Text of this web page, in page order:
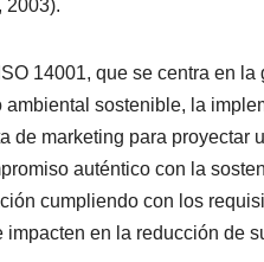
2003).
14001, que se centra en la
sostenible, la
de marketing para proyectar
auténtico con la
cumpliendo con los
en la reducción de